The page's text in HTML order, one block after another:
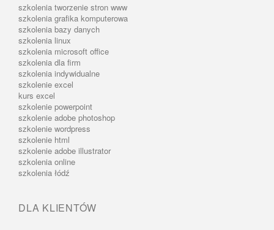
szkolenia tworzenie stron www
szkolenia grafika komputerowa
szkolenia bazy danych
szkolenia linux
szkolenia microsoft office
szkolenia dla firm
szkolenia indywidualne
szkolenie excel
kurs excel
szkolenie powerpoint
szkolenie adobe photoshop
szkolenie wordpress
szkolenie html
szkolenie adobe illustrator
szkolenia online
szkolenia łódź
DLA KLIENTÓW